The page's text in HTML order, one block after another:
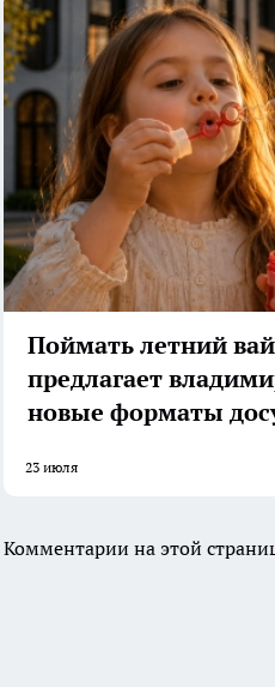
Поймать летний
предлагает
новые форматы
23 июля
Комментарии на этой